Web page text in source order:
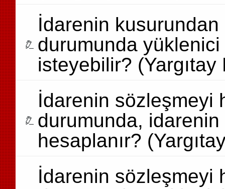
İdarenin
durumunda yüklenici
isteyebilir? (Yargıtay
İdarenin sözleşmeyi
durumunda, idarenin
hesaplanır?
İdarenin sözleşmeyi